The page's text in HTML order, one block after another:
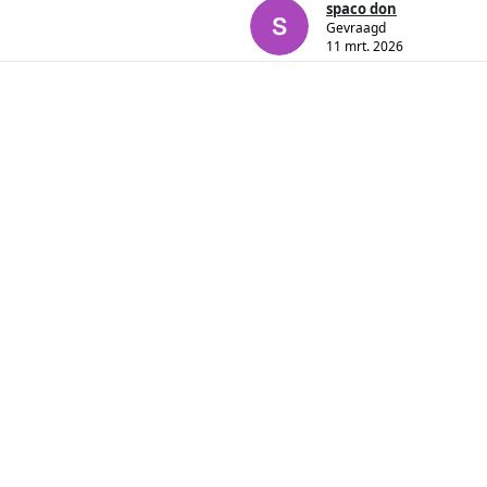
spaco don
Gevraagd
11 mrt. 2026